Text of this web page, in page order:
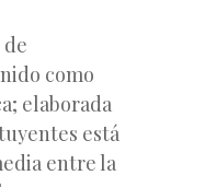
como
elaborada
está
entre la